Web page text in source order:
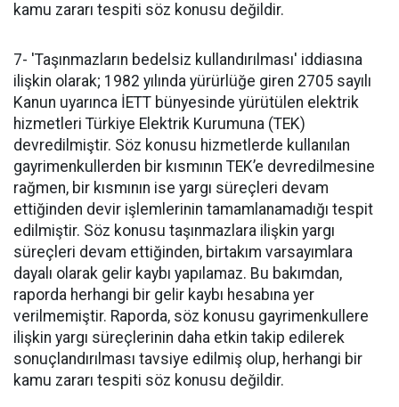
kamu zararı tespiti söz konusu değildir.
7- 'Taşınmazların bedelsiz kullandırılması' iddiasına
ilişkin olarak; 1982 yılında yürürlüğe giren 2705 sayılı
Kanun uyarınca İETT bünyesinde yürütülen elektrik
hizmetleri Türkiye Elektrik Kurumuna (TEK)
devredilmiştir. Söz konusu hizmetlerde kullanılan
gayrimenkullerden bir kısmının TEK’e devredilmesine
rağmen, bir kısmının ise yargı süreçleri devam
ettiğinden devir işlemlerinin tamamlanamadığı tespit
edilmiştir. Söz konusu taşınmazlara ilişkin yargı
süreçleri devam ettiğinden, birtakım varsayımlara
dayalı olarak gelir kaybı yapılamaz. Bu bakımdan,
raporda herhangi bir gelir kaybı hesabına yer
verilmemiştir. Raporda, söz konusu gayrimenkullere
ilişkin yargı süreçlerinin daha etkin takip edilerek
sonuçlandırılması tavsiye edilmiş olup, herhangi bir
kamu zararı tespiti söz konusu değildir.